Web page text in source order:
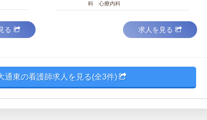
る
科 心療内科
求人を見る
通東の看護師求人を見る(全3件)